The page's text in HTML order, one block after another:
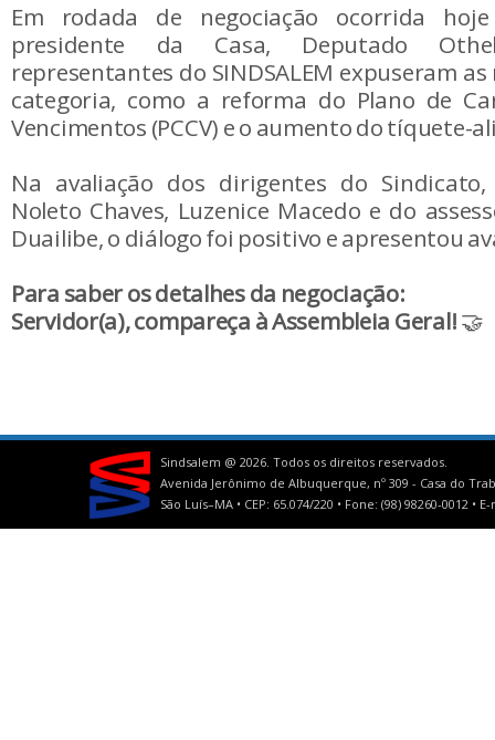
Em rodada de negociação ocorrida
presidente da Casa, Deputado
representantes do SINDSALEM expuseram
categoria, como a reforma do Plano de
Vencimentos (PCCV) e o aumento do tíquete-
Na avaliação dos dirigentes do Sindicato,
Noleto Chaves, Luzenice Macedo e do
Duailibe, o diálogo foi positivo e apresentou
Para saber os detalhes da negociação:
Servidor(a), compareça à Assembleia Geral!🤝
Sindsalem @ 2026. Todos os direitos reservados.
Avenida Jerônimo de Albuquerque, nº 309 - Casa do
São Luís–MA • CEP: 65.074/220 • Fone: (98) 98260-0012